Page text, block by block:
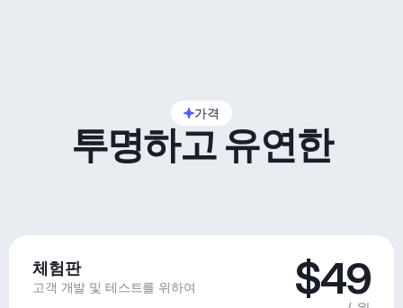
가격
투명하고 유연한
체험판
고객 개발 및 테스트를 위하여 $49